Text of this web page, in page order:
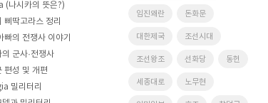
(나시카의 뜻은?)
삐딱고라스 정리
빠의 전쟁사 이야기
의 군사·전쟁사
편성 및 개편
밀리터리
임진왜란 돈화문
대한제국 조선시대
조선왕조 선화당 동헌
세종대로 노무현